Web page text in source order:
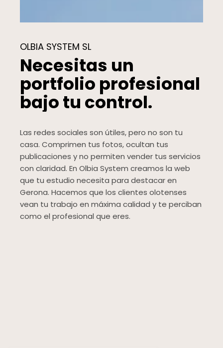
OLBIA SYSTEM SL
Necesitas un
portfolio profesional
bajo tu control.
Las redes sociales son útiles, pero no son tu
casa. Comprimen tus fotos, ocultan tus
publicaciones y no permiten vender tus servicios
con claridad. En Olbia System creamos la web
que tu estudio necesita para destacar en
Gerona. Hacemos que los clientes olotenses
vean tu trabajo en máxima calidad y te perciban
como el profesional que eres.